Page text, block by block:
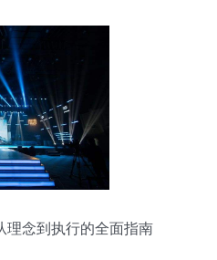
理念到执行的全面指南